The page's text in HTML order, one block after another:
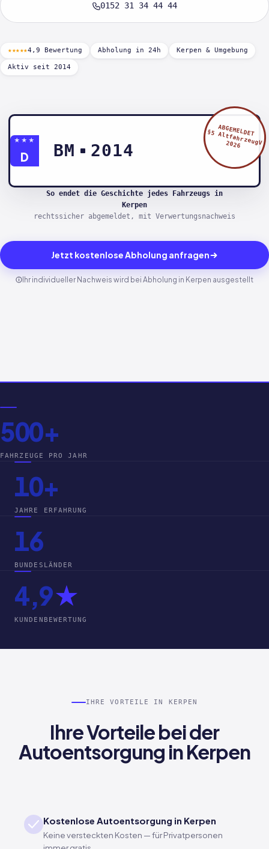
0152 31 34 44 44
★★★★★4,9 Bewertung Abholung in 24h Kerpen & Umgebung
Aktiv seit 2014
★★★
D BM 2014
ABGEMELDET
§5 AltfahrzeugV
2026
So endet die Geschichte jedes Fahrzeugs in
Kerpen
rechtssicher abgemeldet, mit Verwertungsnachweis
Jetzt kostenlose Abholung anfragen
Ihr individueller Nachweis wird bei Abholung in Kerpen ausgestellt
500+
FAHRZEUGE PRO JAHR
10+
JAHRE ERFAHRUNG
16
BUNDESLÄNDER
4,9★
KUNDENBEWERTUNG
IHRE VORTEILE IN KERPEN
Ihre Vorteile bei der
Autoentsorgung in Kerpen
Kostenlose Autoentsorgung in Kerpen
Keine versteckten Kosten — für Privatpersonen